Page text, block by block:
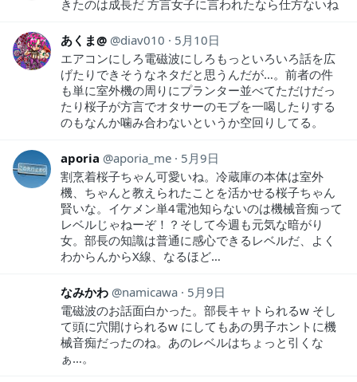
きたのは成長だ 方言女子に言われたなら仕方ないね
あくま@ diav010
5月10日
エアコンにしろ電磁波にしろもっといろいろ話を広
げたりできそうなネタだと思うんだが…。前者の件
も単に室外機の周りにプランター並べてただけだっ
たり桜子が方言でオタサーのモブを一喝したりする
のもなんか噛み合わないというか空回りしてる。
aporia aporia_me
5月9日
割烹着桜子ちゃん可愛いね。冷蔵庫の本体は室外
機、ちゃんと教えられたことを活かせる桜子ちゃん
賢いな。イケメン単4電池知らないのは機械音痴って
レベルじゃねーぞ！？そして今週も元気な暗がり
女。部長の知識は普通に感心できるレベルだ、よく
わからんからX線、なるほど…
なみかわ namicawa
5月9日
電磁波のお話面白かった。部長キャトられるw そし
て頭に穴開けられるw にしてもあの男子ホントに機
械音痴だったのね。あのレベルはちょっと引くな
ぁ…。